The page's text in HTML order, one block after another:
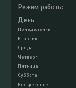
Режим работы:
День
Понедельник
Вторник
Среда
Четверг
Пятница
Суббота
Воскресенье